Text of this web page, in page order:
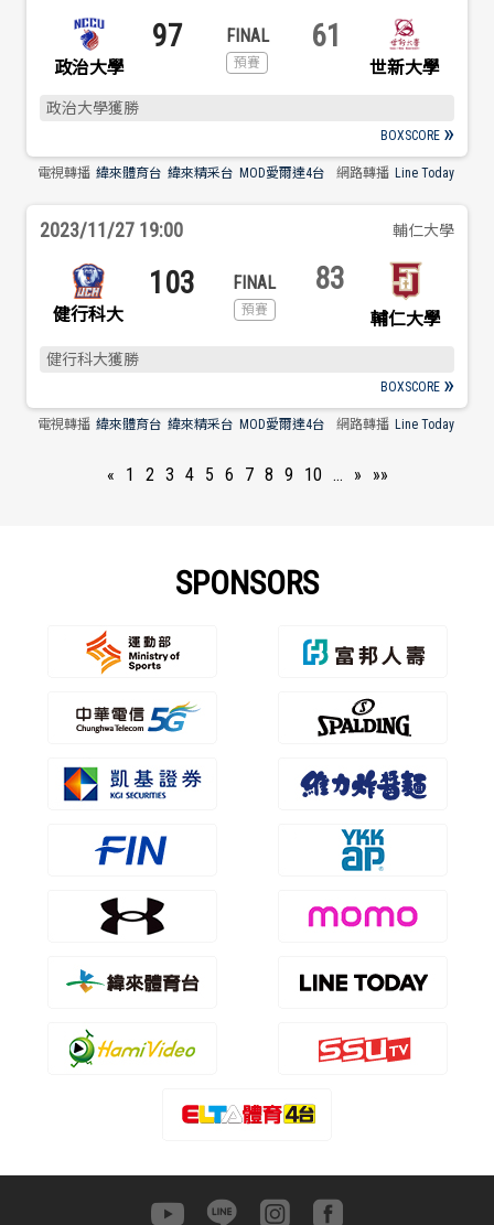
政治大學
97 61
世新大學
政治大學獲勝
BOXSCORE
電視轉播 緯來體育台 緯來精采台 MOD愛爾達4台 網路轉播 Line Today
2023/11/27 19:00 輔仁大學
健行科大
103 83
輔仁大學
健行科大獲勝
BOXSCORE
電視轉播 緯來體育台 緯來精采台 MOD愛爾達4台 網路轉播 Line Today
« 1 2 3 4 5 6 7 8 9 10 … » »»
SPONSORS